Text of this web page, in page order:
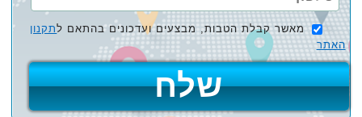
מאשר קבלת הטבות, מבצעים ועדכונים בהתאם לתקנון
האתר